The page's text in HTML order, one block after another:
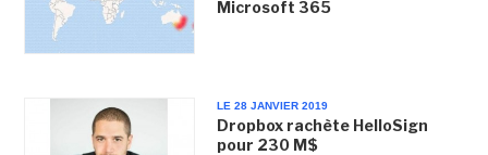
Microsoft 365
LE 28 JANVIER 2019
Dropbox rachète HelloSign
pour 230 M$